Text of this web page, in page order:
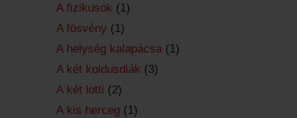
A fizikusok (1)
A fösvény (1)
A helység kalapácsa (1)
A két koldusdiák (3)
A két lotti (2)
A kis herceg (1)